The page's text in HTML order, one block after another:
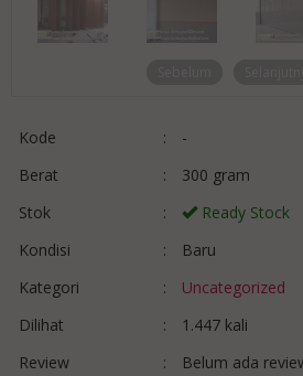
Kode :
-
Berat
:
300 gram
Stok
:
Ready Stock
Kondisi
:
Baru
Kategori
:
Uncategorized
Dilihat
:
1.447 kali
Review
: Belum ada